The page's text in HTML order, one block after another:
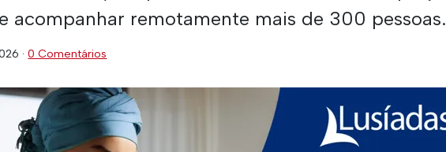
acompanhar remotamente mais de 300 pessoas.
·0 Comentários